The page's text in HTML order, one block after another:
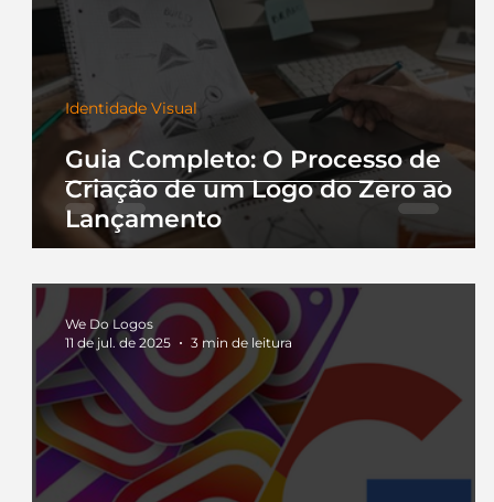
Guia Completo: O Processo de
Criação de um Logo do Zero ao
Lançamento
Identidade Visual
We Do Logos
11 de jul. de 2025
3 min de leitura